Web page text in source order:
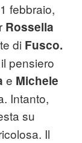
febbraio,
Rossella
di Fusco.
pensiero
e Michele
Intanto,
su
Il